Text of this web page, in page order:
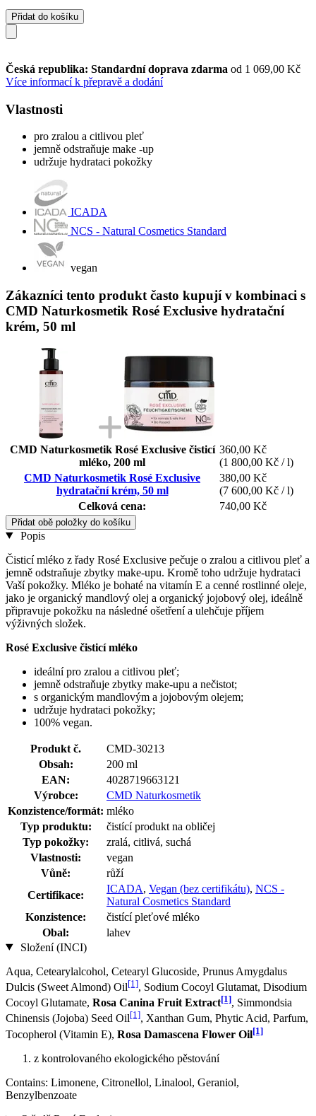
Přidat do košíku
Česká republika: Standardní doprava zdarma od 1 069,00 Kč
Více informací k přepravě a dodání
Vlastnosti
pro zralou a citlivou pleť
jemně odstraňuje make -up
udržuje hydrataci pokožky
ICADA
NCS - Natural Cosmetics Standard
vegan
Zákazníci tento produkt často kupují v kombinaci s
CMD Naturkosmetik Rosé Exclusive hydratační
krém, 50 ml
CMD Naturkosmetik Rosé Exclusive čisticí
mléko, 200 ml
360,00 Kč
(1 800,00 Kč / l)
CMD Naturkosmetik Rosé Exclusive
hydratační krém, 50 ml
380,00 Kč
(7 600,00 Kč / l)
Celková cena:
740,00 Kč
Přidat obě položky do košíku
Popis
Čisticí mléko z řady Rosé Exclusive pečuje o zralou a citlivou pleť a
jemně odstraňuje zbytky make-upu. Kromě toho udržuje hydrataci
Vaší pokožky. Mléko je bohaté na vitamín E a cenné rostlinné oleje,
jako je organický mandlový olej a organický jojobový olej, ideálně
připravuje pokožku na následné ošetření a ulehčuje příjem
výživných složek.
Rosé Exclusive čisticí mléko
ideální pro zralou a citlivou pleť;
jemně odstraňuje zbytky make-upu a nečistot;
s organickým mandlovým a jojobovým olejem;
udržuje hydrataci pokožky;
100% vegan.
Produkt č.
CMD-30213
Obsah:
200 ml
EAN:
4028719663121
Výrobce:
CMD Naturkosmetik
Konzistence/formát: mléko
Typ produktu:
čistící produkt na obličej
Typ pokožky:
zralá, citlivá, suchá
Vlastnosti:
vegan
Vůně:
růží
Certifikace:
ICADA, Vegan (bez certifikátu), NCS -
Natural Cosmetics Standard
Konzistence:
čistící pleťové mléko
Obal:
lahev
Složení (INCI)
Aqua, Cetearylalcohol, Cetearyl Glucoside, Prunus Amygdalus
Dulcis (Sweet Almond) Oil[1], Sodium Cocoyl Glutamat, Disodium
Cocoyl Glutamate, Rosa Canina Fruit Extract[1], Simmondsia
Chinensis (Jojoba) Seed Oil[1], Xanthan Gum, Phytic Acid, Parfum,
Tocopherol (Vitamin E), Rosa Damascena Flower Oil[1]
z kontrolovaného ekologického pěstování
Contains: Limonene, Citronellol, Linalool, Geraniol,
Benzylbenzoate